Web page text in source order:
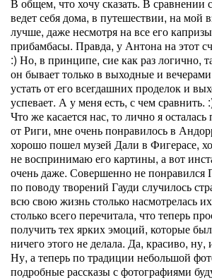
ведет себя дома, в путешествии, на мой
лучше, даже несмотря на все его
прибамбасы. Правда, у Антона на этот
:) Но, в принципе, сие как раз логично,
он бывает только в выходные и
устать от его всегдашних проделок и
успевает. А у меня есть, с чем сравнить.
Что же касается нас, то лично я осталась
от Риги, мне очень понравилось в
хорошо пошел музей Дали в Фигерасе,
не воспринимаю его картины, а вот
очень даже. Совершенно не
по поводу творений Гауди случилось
всю свою жизнь столько насмотрелась
столько всего перечитала, что теперь
получить тех ярких эмоций, которые
ничего этого не делала. Да, красиво, ну,
Ну, а теперь по традиции небольшой
подробные рассказы с фотографиями